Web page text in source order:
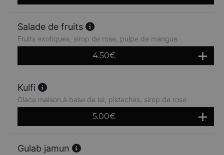
Salade de fruits
Fruits exotiques, sirop de rose, pulpe de mangue
4.50€
Kulfi
Glace maison à base de lai, pistaches, sirop de rose
5.00€
Gulab jamun